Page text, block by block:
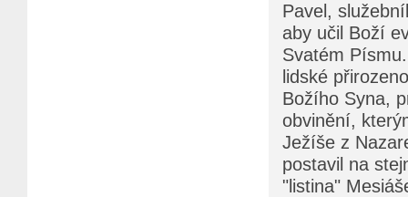
Pavel,
aby učil Boží
Svatém
lidské
Božího Syna,
obvinění,
Ježíše z
postavil na
"listina"